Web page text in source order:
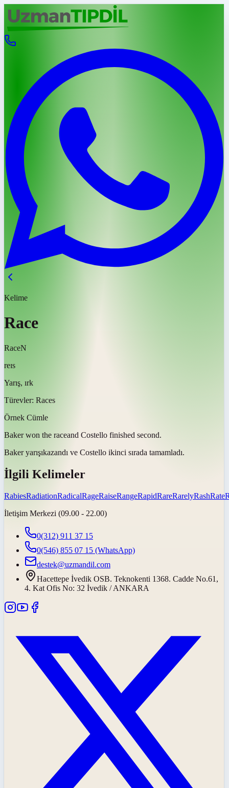
Kelime
Race
RaceN
reɪs
Yarış, ırk
Türevler: Races
Örnek Cümle
Baker won the raceand Costello finished second.
Baker yarışıkazandı ve Costello ikinci sırada tamamladı.
İlgili Kelimeler
RabiesRadiationRadicalRageRaiseRangeRapidRareRarelyRashRate
İletişim Merkezi (09.00 - 22.00)
0(312) 911 37 15
0(546) 855 07 15 (WhatsApp)
destek@uzmandil.com
Hacettepe İvedik OSB. Teknokenti 1368. Cadde No.61,
4. Kat Ofis No: 32 İvedik / ANKARA